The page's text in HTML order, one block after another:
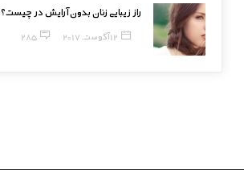
راز زیبایی زنان بدون آرایش در چیست؟
12 آگوست, 2017 285